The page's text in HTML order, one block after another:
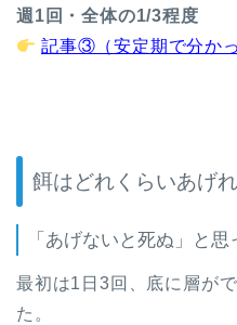
週1回・全体の1/3程度
記事③（安定期で分か
餌はどれくらいあげ
「あげないと死ぬ」と
最初は1日3回、底に層が
た。